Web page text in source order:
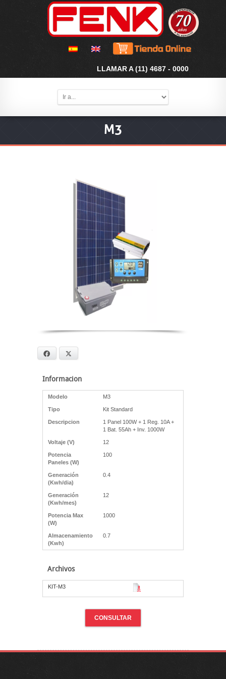
LLAMAR A (11) 4687 - 0000
M3
Facebook
Informacion
Modelo M3
Tipo Kit Standard
Descripcion
1 Panel 100W + 1 Reg. 10A +
1 Bat. 55Ah + Inv. 1000W
Voltaje (V) 12
Potencia
Paneles (W)
100
Generación
(Kwh/dia)
0.4
Generación
(Kwh/mes)
12
Potencia Max
(W)
1000
Almacenamiento
(Kwh)
0.7
Archivos
KIT-M3
CONSULTAR